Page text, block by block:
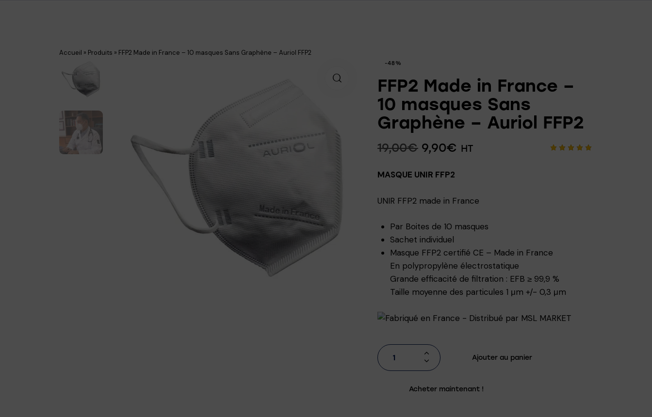
Accueil » Produits » FFP2 Made in France – 10 masques Sans Graphène – Auriol FFP2
-48%
FFP2 Made in France –
10 masques Sans
Graphène – Auriol FFP2
19,00€ 9,90€ HT
MASQUE UNIR FFP2
UNIR FFP2 made in France
Par Boites de 10 masques
Sachet individuel
Masque FFP2 certifié CE – Made in France
En polypropylène électrostatique
Grande efficacité de filtration : EFB ≥ 99,9 %
Taille moyenne des particules 1 μm +/- 0,3 μm
Ajouter au panier
Acheter maintenant !